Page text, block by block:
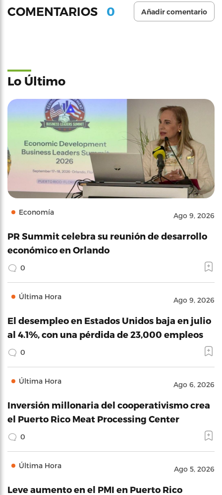
COMENTARIOS 0 Añadir comentario
Lo Último
Economía Ago 9, 2026
PR Summit celebra su reunión de desarrollo
económico en Orlando
0
Última Hora Ago 9, 2026
El desempleo en Estados Unidos baja en julio
al 4.1%, con una pérdida de 23,000 empleos
0
Última Hora Ago 6, 2026
Inversión millonaria del cooperativismo crea
el Puerto Rico Meat Processing Center
0
Última Hora Ago 5, 2026
Leve aumento en el PMI en Puerto Rico